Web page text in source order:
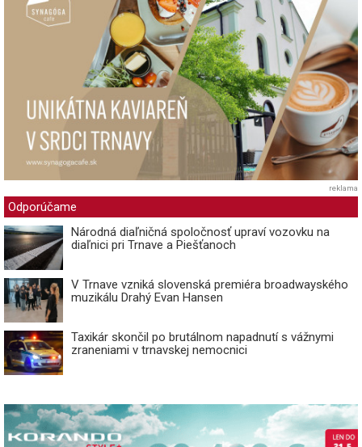
reklama
Odporúčame
Národná diaľničná spoločnosť upraví vozovku na
diaľnici pri Trnave a Piešťanoch
V Trnave vzniká slovenská premiéra broadwayského
muzikálu Drahý Evan Hansen
Taxikár skončil po brutálnom napadnutí s vážnymi
zraneniami v trnavskej nemocnici